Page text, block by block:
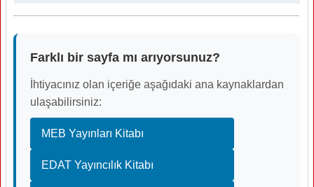
Farklı bir sayfa mı arıyorsunuz?
İhtiyacınız olan içeriğe aşağıdaki ana kaynaklardan
ulaşabilirsiniz:
MEB Yayınları Kitabı
EDAT Yayıncılık Kitabı